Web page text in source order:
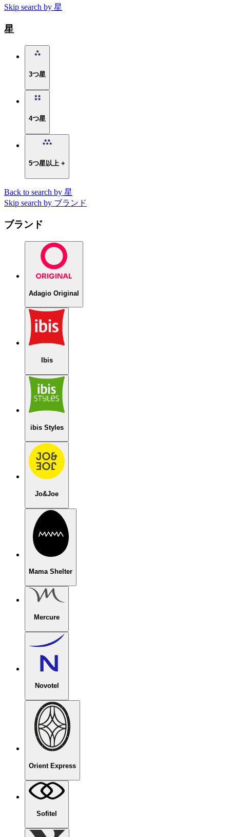
Skip search by 星
星
3つ星
4つ星
5つ星以上 +
Back to search by 星
Skip search by ブランド
ブランド
Adagio Original
Ibis
ibis Styles
Jo&Joe
Mama Shelter
Mercure
Novotel
Orient Express
Sofitel